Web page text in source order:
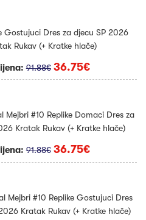
Gostujuci Dres za djecu SP 2026
Rukav (+ Kratke hlače)
91.88€ 36.75€
Mejbri #10 Replike Domaci Dres za
Kratak Rukav (+ Kratke hlače)
91.88€ 36.75€
Mejbri #10 Replike Gostujuci Dres
Kratak Rukav (+ Kratke hlače)